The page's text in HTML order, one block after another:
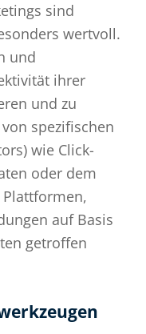
sind
wertvoll.
und
ihrer
und zu
spezifischen
wie Click-
oder dem
Plattformen,
auf Basis
getroffen